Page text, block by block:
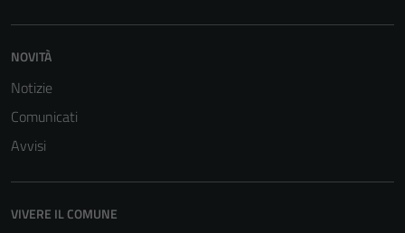
NOVITÀ
Notizie
Comunicati
Avvisi
VIVERE IL COMUNE